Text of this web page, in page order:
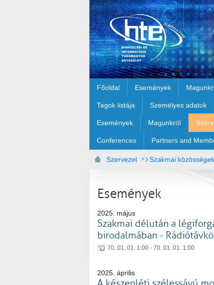
Főoldal Események
Tagok listája Személyes adatok
Események Magunkról
Conferences Partners and
Szervezet Szakmai közösségek
Események
2025. május
Szakmai délután a
birodalmában -
70. 01. 01. 1:00 - 70. 01. 01. 1:00
2025. április